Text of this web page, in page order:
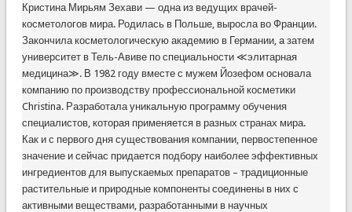
Кристина Мирьям Зехави — одна из ведущих врачей-
косметологов мира. Родилась в Польше, выросла во Франции.
Закончила косметологическую академию в Германии, а затем
университет в Тель-Авиве по специальности ≪элитарная
медицина≫. В 1982 году вместе с мужем Йозефом основала
компанию по производству профессиональной косметики
Christina. Разработала уникальную программу обучения
специалистов, которая применяется в разных странах мира.
Как и с первого дня существования компании, первостепенное
значение и сейчас придается подбору наиболее эффективных
ингредиентов для выпускаемых препаратов – традиционные
растительные и природные компоненты соединены в них с
активными веществами, разработанными в научных